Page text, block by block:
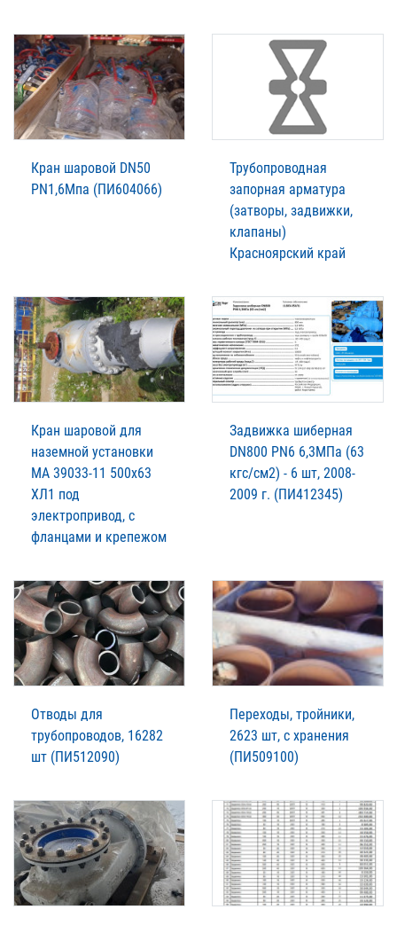
Кран шаровой DN50
PN1,6Мпа (ПИ604066)
Трубопроводная
запорная арматура
(затворы, задвижки,
клапаны)
Красноярский край
Кран шаровой для
наземной установки
МА 39033-11 500х63
ХЛ1 под
электропривод, с
фланцами и крепежом
Задвижка шиберная
DN800 PN6 6,3МПа (63
кгс/см2) - 6 шт, 2008-
2009 г. (ПИ412345)
Отводы для
трубопроводов, 16282
шт (ПИ512090)
Переходы, тройники,
2623 шт, с хранения
(ПИ509100)